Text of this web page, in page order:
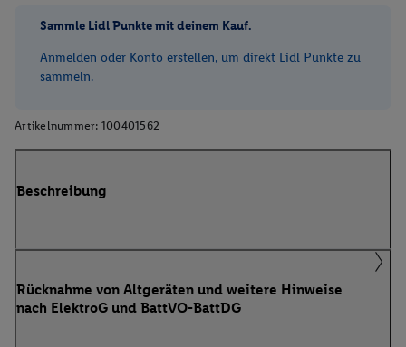
Sammle Lidl Punkte mit deinem Kauf.
Anmelden oder Konto erstellen, um direkt Lidl Punkte zu
sammeln.
Artikelnummer: 100401562
Beschreibung
Rücknahme von Altgeräten und weitere Hinweise
nach ElektroG und BattVO-BattDG